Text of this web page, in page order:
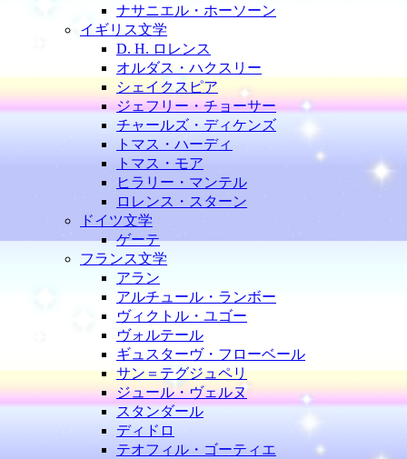
ナサニエル・ホーソーン
イギリス文学
D. H. ロレンス
オルダス・ハクスリー
シェイクスピア
ジェフリー・チョーサー
チャールズ・ディケンズ
トマス・ハーディ
トマス・モア
ヒラリー・マンテル
ロレンス・スターン
ドイツ文学
ゲーテ
フランス文学
アラン
アルチュール・ランボー
ヴィクトル・ユゴー
ヴォルテール
ギュスターヴ・フローベール
サン＝テグジュペリ
ジュール・ヴェルヌ
スタンダール
ディドロ
テオフィル・ゴーティエ